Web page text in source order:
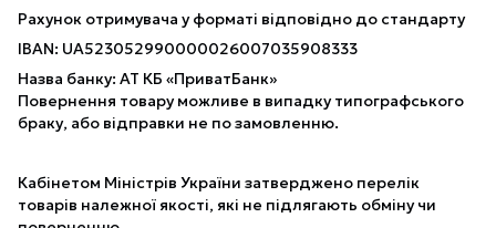
Рахунок отримувача у форматі відповідно до стандарту
IBAN: UA523052990000026007035908333
Назва банку: АТ КБ «ПриватБанк»
Повернення товару можливе в випадку типографського
браку, або відправки не по замовленню.
Кабінетом Міністрів України затверджено перелік
товарів належної якості, які не підлягають обміну чи